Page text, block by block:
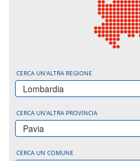
CERCA UN'ALTRA REGIONE
Lombardia
CERCA UN'ALTRA PROVINCIA
Pavia
CERCA UN COMUNE